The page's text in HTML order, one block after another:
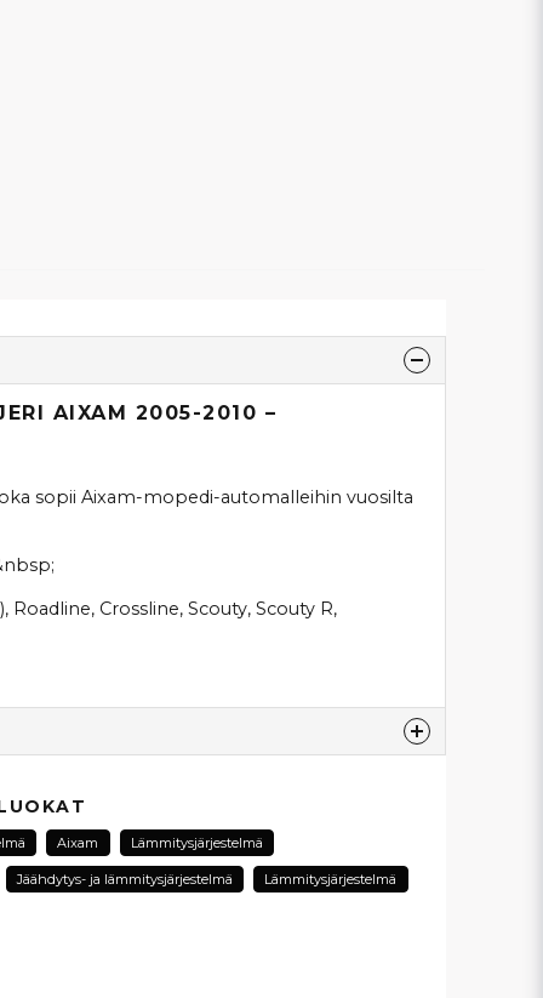
AIXAM 2005-2010 –
sopii Aixam-mopedi-automalleihin vuosilta
Roadline, Crossline, Scouty, Scouty R,
Aixam Lämmitysjärjestelmä
Jäähdytys- ja lämmitysjärjestelmä Lämmitysjärjestelmä